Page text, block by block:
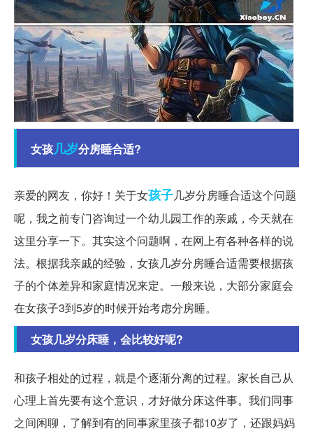
女孩几岁分房睡合适?
亲爱的网友，你好！关于女孩子几岁分房睡合适这个问题
呢，我之前专门咨询过一个幼儿园工作的亲戚，今天就在
这里分享一下。其实这个问题啊，在网上有各种各样的说
法。根据我亲戚的经验，女孩几岁分房睡合适需要根据孩
子的个体差异和家庭情况来定。一般来说，大部分家庭会
在女孩子3到5岁的时候开始考虑分房睡。
女孩几岁分床睡，会比较好呢?
和孩子相处的过程，就是个逐渐分离的过程。家长自己从
心理上首先要有这个意识，才好做分床这件事。我们同事
之间闲聊，了解到有的同事家里孩子都10岁了，还跟妈妈